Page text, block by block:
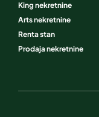
King nekretnine
Arts nekretnine
Renta stan
Prodaja nekretnine